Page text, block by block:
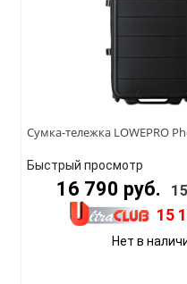
Сумка-тележка LOWEPRO
Быстрый просмотр
16 790 руб.
15
Нет в